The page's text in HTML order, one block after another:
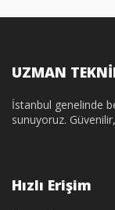
UZMAN
İstanbul genelinde
sunuyoruz.
Hızlı Erişim